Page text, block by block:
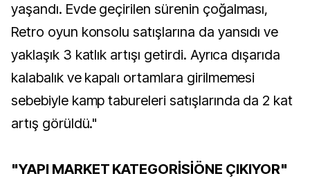
yaşandı. Evde geçirilen sürenin çoğalması,
Retro oyun konsolu satışlarına da yansıdı ve
yaklaşık 3 katlık artışı getirdi. Ayrıca dışarıda
kalabalık ve kapalı ortamlara girilmemesi
sebebiyle kamp tabureleri satışlarında da 2 kat
artış görüldü."
"YAPI MARKET KATEGORİSİÖNE ÇIKIYOR"